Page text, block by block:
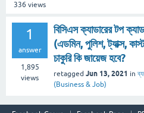
336 views
1
answer
1,895
views
বিসিএস ক্যাডারের টপ
(এডমিন, পুলিশ, ট্যাক্স,
চাকুরি কি জায়েজ হবে?
retagged Jun 13, 2021 in
(Business & Job)